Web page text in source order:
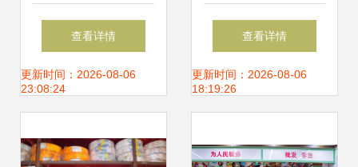
市场图鉴与东莞恒
佳塑胶制品的跨界
查看详情
更新时间：2026-08-06
23:08:24
金零售，小生意里
的大机遇
查看详情
更新时间：2026-08-06
18:19:26